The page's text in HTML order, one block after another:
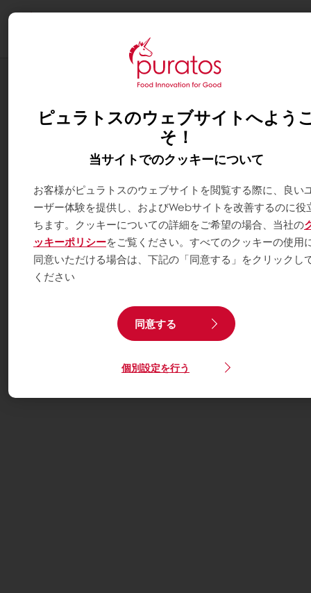
ト！ ※終了しました
ピュラトスのウェブサイトへよう
そ！
当サイトでのクッキーについて
お客様がピュラトスのウェブサイトを閲覧する際に、良い
ーザー体験を提供し、およびWebサイトを改善するのに役
ちます。クッキーについての詳細をご希望の場合、当社の
ッキーポリシーをご覧ください。すべてのクッキーの使用
同意いただける場合は、下記の「同意する」をクリックし
ください
同意する
個別設定を行う